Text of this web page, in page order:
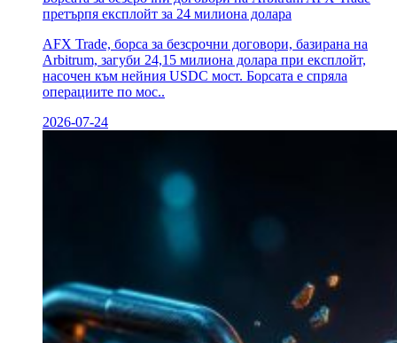
претърпя експлойт за 24 милиона долара
AFX Trade, борса за безсрочни договори, базирана на
Arbitrum, загуби 24,15 милиона долара при експлойт,
насочен към нейния USDC мост. Борсата е спряла
операциите по мос..
2026-07-24